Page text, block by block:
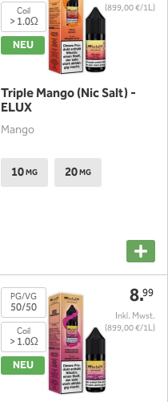
(899,00 €/1L)
Coil
> 1.0Ω
NEU
Triple Mango (Nic Salt) -
ELUX
Mango
10MG 20MG
8.99
(899,00 €/1L)
PG/VG
50/50
Coil
> 1.0Ω
NEU